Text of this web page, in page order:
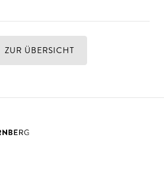
ZUR ÜBERSICHT